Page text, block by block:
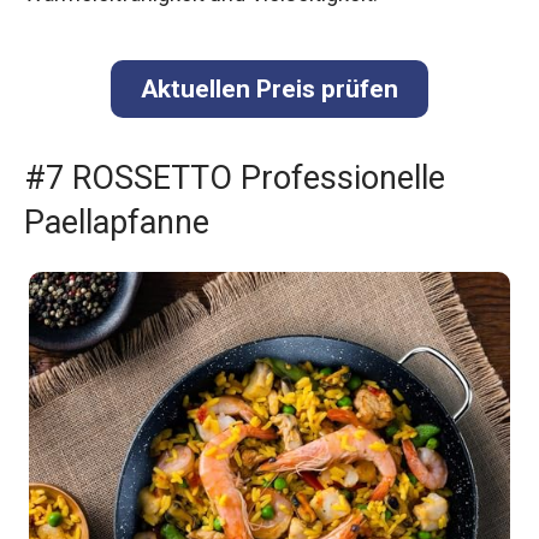
Aktuellen Preis prüfen
#7 ROSSETTO Professionelle
Paellapfanne